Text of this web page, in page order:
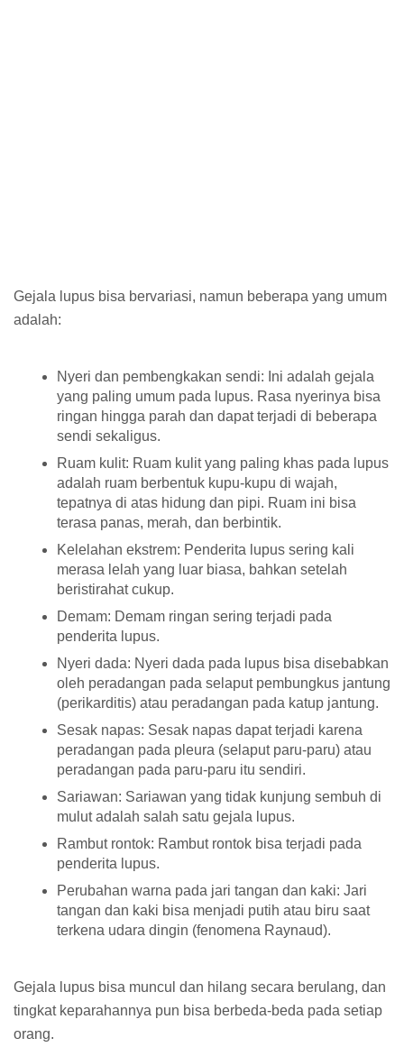
Gejala lupus bisa bervariasi, namun beberapa yang umum
adalah:
Nyeri dan pembengkakan sendi: Ini adalah gejala
yang paling umum pada lupus. Rasa nyerinya bisa
ringan hingga parah dan dapat terjadi di beberapa
sendi sekaligus.
Ruam kulit: Ruam kulit yang paling khas pada lupus
adalah ruam berbentuk kupu-kupu di wajah,
tepatnya di atas hidung dan pipi. Ruam ini bisa
terasa panas, merah, dan berbintik.
Kelelahan ekstrem: Penderita lupus sering kali
merasa lelah yang luar biasa, bahkan setelah
beristirahat cukup.
Demam: Demam ringan sering terjadi pada
penderita lupus.
Nyeri dada: Nyeri dada pada lupus bisa disebabkan
oleh peradangan pada selaput pembungkus jantung
(perikarditis) atau peradangan pada katup jantung.
Sesak napas: Sesak napas dapat terjadi karena
peradangan pada pleura (selaput paru-paru) atau
peradangan pada paru-paru itu sendiri.
Sariawan: Sariawan yang tidak kunjung sembuh di
mulut adalah salah satu gejala lupus.
Rambut rontok: Rambut rontok bisa terjadi pada
penderita lupus.
Perubahan warna pada jari tangan dan kaki: Jari
tangan dan kaki bisa menjadi putih atau biru saat
terkena udara dingin (fenomena Raynaud).
Gejala lupus bisa muncul dan hilang secara berulang, dan
tingkat keparahannya pun bisa berbeda-beda pada setiap
orang.